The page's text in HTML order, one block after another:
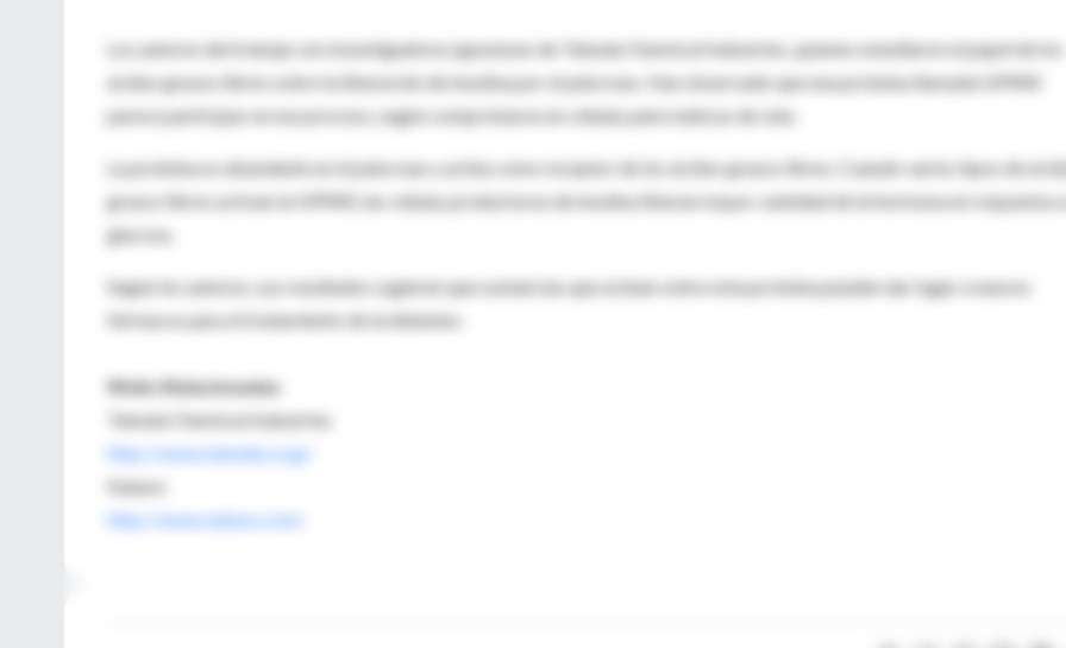
Los autores del trabajo son investigadores japoneses de Takeda Chemical Industries, quienes estudiaron el papel de los
ácidos grasos libres sobre la liberación de insulina por el páncreas. Han observado que una proteína llamada GPR40
parece participar en ese proceso, según comprobaron en células pancreáticas de rata.
La proteína es abundante en el páncreas y actúa como receptor de los ácidos grasos libres. Cuando varios tipos de
grasos libres activan la GPR40, las células productoras de insulina liberan mayor cantidad de la hormona en respuesta a
glucosa.
Según los autores, sus resultados sugieren que sustancias que actúan sobre esta proteína pueden dar lugar a nuevos
fármacos para el tratamiento de la diabetes.
Webs Relacionadas
Takeda Chemical Industries
http://www.takeda.co.jp/
Nature
http://www.nature.com/